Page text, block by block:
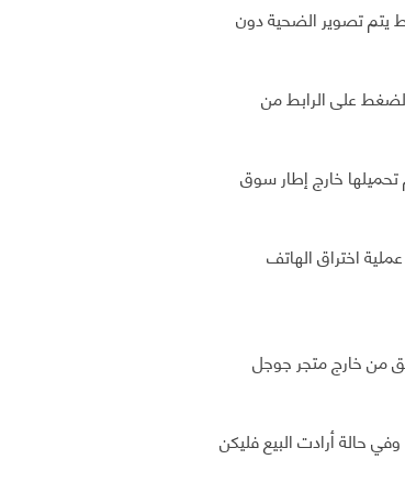
يتم تصوير الضحية دون
على الرابط من
تحميلها خارج إطار سوق
اختراق الهاتف
من خارج متجر جوجل
حالة أرادت البيع فليكن